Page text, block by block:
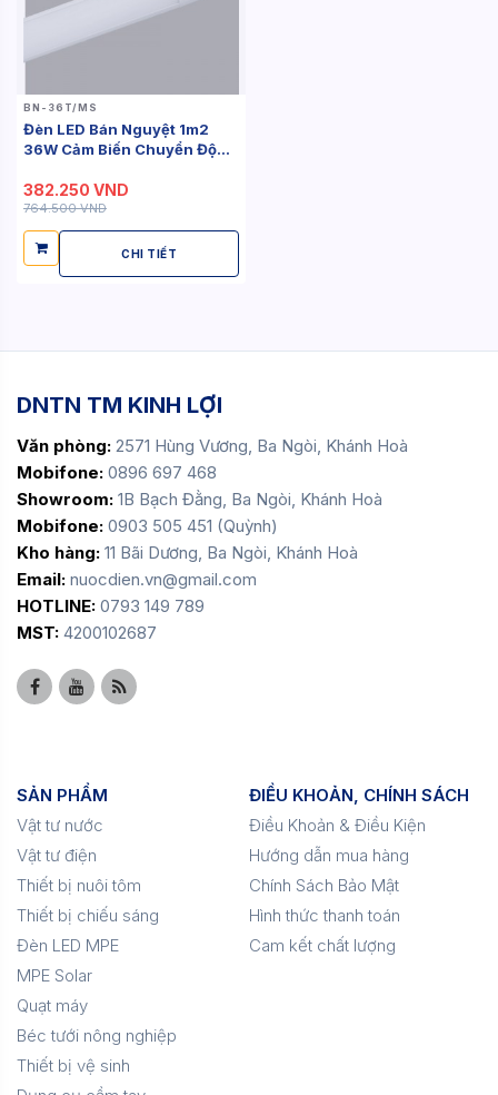
BN-36T/MS
Đèn LED Bán Nguyệt 1m2
36W Cảm Biến Chuyển Động
382.250 VND
764.500 VND
CHI TIẾT
DNTN TM KINH LỢI
Văn phòng: 2571 Hùng Vương, Ba Ngòi, Khánh Hoà
Mobifone: 0896 697 468
Showroom: 1B Bạch Đằng, Ba Ngòi, Khánh Hoà
Mobifone: 0903 505 451 (Quỳnh)
Kho hàng: 11 Bãi Dương, Ba Ngòi, Khánh Hoà
Email: nuocdien.vn@gmail.com
HOTLINE: 0793 149 789
MST: 4200102687
SẢN PHẨM
Vật tư nước
Vật tư điện
Thiết bị nuôi tôm
Thiết bị chiếu sáng
Đèn LED MPE
MPE Solar
Quạt máy
Béc tưới nông nghiệp
Thiết bị vệ sinh
ĐIỀU KHOẢN, CHÍNH SÁCH
Điều Khoản & Điều Kiện
Hướng dẫn mua hàng
Chính Sách Bảo Mật
Hình thức thanh toán
Cam kết chất lượng